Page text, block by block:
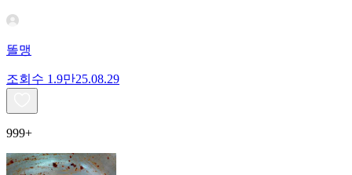
똘맹
조회수 1.9만25.08.29
999+